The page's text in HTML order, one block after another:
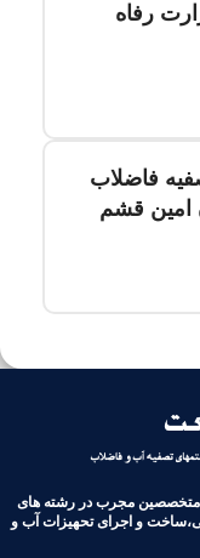
رفاه
فاضلاب
امین قشم
مجرب در رشته های
زمینه طراحی،ساخت و اجرای تحهیزات آب و